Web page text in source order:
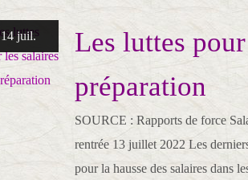
14 juil.
Les luttes
préparation
SOURCE : Rapports de force
rentrée 13 juillet 2022 Les
pour la hausse des salaires dans